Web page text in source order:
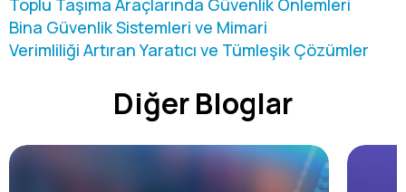
Toplu Taşıma Araçlarında Güvenlik Önlemleri
Bina Güvenlik Sistemleri ve Mimari
Verimliliği Artıran Yaratıcı ve Tümleşik Çözümler
Diğer Bloglar